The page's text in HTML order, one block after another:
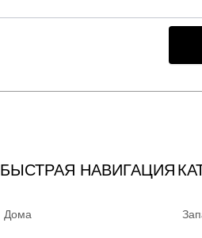
БЫСТРАЯ НАВИГАЦИЯ
Дома